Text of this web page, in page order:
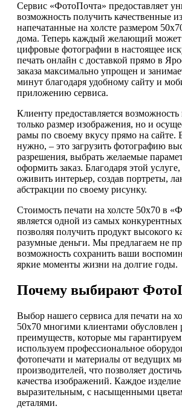
Сервис «ФотоПочта» предоставляет
возможность получить качественные
напечатанные на холсте размером
дома. Теперь каждый желающий может
цифровые фотографии в настоящее
печать онлайн с доставкой прямо в
заказа максимально упрощен и
минут благодаря удобному сайту и
приложению сервиса.
Клиенту предоставляется
только размер изображения, но и
рамы по своему вкусу прямо на сайте.
нужно, – это загрузить фотографию
разрешения, выбрать желаемые
оформить заказ. Благодаря этой
оживить интерьер, создав портреты,
абстракции по своему рисунку.
Стоимость печати на холсте 50х70 в
является одной из самых
позволяя получить продукт высокого
разумные деньги. Мы предлагаем не
возможность сохранить ваши
яркие моменты жизни на долгие годы.
Почему выбирают
Выбор нашего сервиса для печати на
50х70 многими клиентами обусловлен
преимуществ, которые мы
используем профессиональное
фотопечати и материалы от ведущих
производителей, что позволяет
качества изображений. Каждое изделие
выразительным, с насыщенными
деталями.